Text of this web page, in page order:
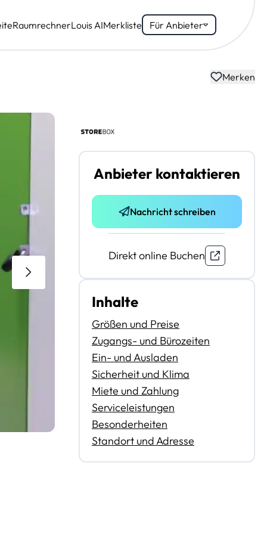
RaumrechnerLouis AIMerkliste Für Anbieter
Merken
Anbieter kontaktieren
Nachricht schreiben
Direkt online Buchen
Inhalte
Größen und Preise
Zugangs- und Bürozeiten
Ein- und Ausladen
Sicherheit und Klima
Miete und Zahlung
Serviceleistungen
Besonderheiten
Standort und Adresse